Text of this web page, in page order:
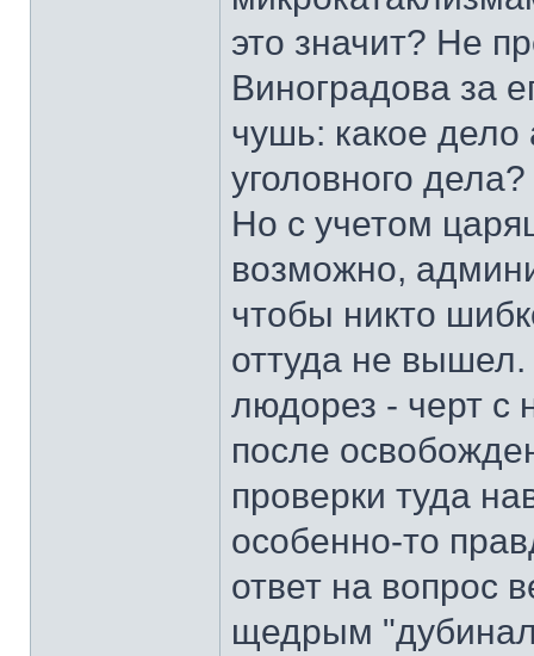
это значит? Не
Виноградова за
чушь: какое
уголовного
Но с учетом
возможно,
чтобы никто
оттуда не
людорез - черт с
после
проверки туда
особенно-то
ответ на вопрос
щедрым